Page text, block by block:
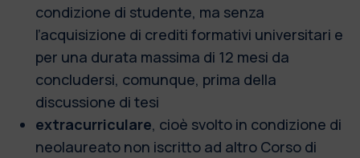
condizione di studente, ma senza
l’acquisizione di crediti formativi universitari e
per una durata massima di 12 mesi da
concludersi, comunque, prima della
discussione di tesi
extracurriculare, cioè svolto in condizione di
neolaureato non iscritto ad altro Corso di